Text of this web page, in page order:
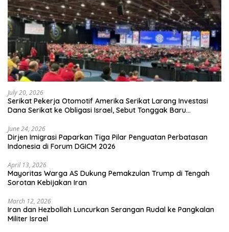
July 20, 2026
Serikat Pekerja Otomotif Amerika Serikat Larang Investasi
Dana Serikat ke Obligasi Israel, Sebut Tonggak Baru
June 24, 2026
Dirjen Imigrasi Paparkan Tiga Pilar Penguatan Perbatasan
Indonesia di Forum DGICM 2026
April 13, 2026
Mayoritas Warga AS Dukung Pemakzulan Trump di Tengah
Sorotan Kebijakan Iran
March 12, 2026
Iran dan Hezbollah Luncurkan Serangan Rudal ke Pangkalan
Militer Israel